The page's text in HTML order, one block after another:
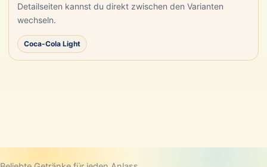
Detailseiten kannst du direkt zwischen den Varianten
wechseln.
Coca-Cola Light